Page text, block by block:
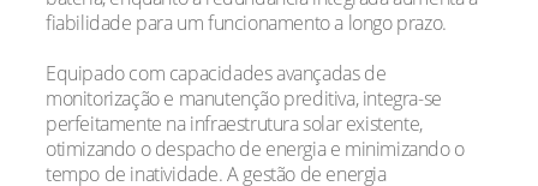
fiabilidade para um funcionamento a longo prazo.
Equipado com capacidades avançadas de
monitorização e manutenção preditiva, integra-se
perfeitamente na infraestrutura solar existente,
otimizando o despacho de energia e minimizando o
tempo de inatividade. A gestão de energia